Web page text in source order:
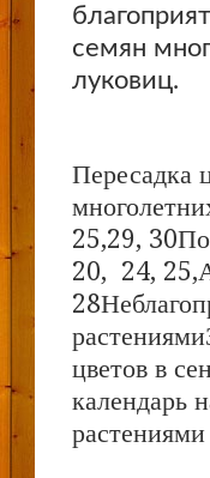
семян
луковиц.
Пересадка
25,29,
20, 24,
цветов в
календарь
растениями